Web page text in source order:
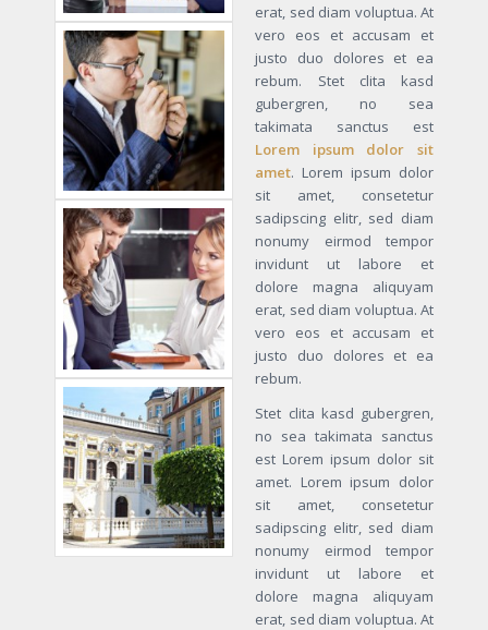
erat, sed diam voluptua. At
vero eos et accusam et
justo duo dolores et ea
rebum. Stet clita kasd
gubergren, no sea
takimata sanctus est
Lorem ipsum dolor sit
amet. Lorem ipsum dolor
sit amet, consetetur
sadipscing elitr, sed diam
nonumy eirmod tempor
invidunt ut labore et
dolore magna aliquyam
erat, sed diam voluptua. At
vero eos et accusam et
justo duo dolores et ea
rebum.
Stet clita kasd gubergren,
no sea takimata sanctus
est Lorem ipsum dolor sit
amet. Lorem ipsum dolor
sit amet, consetetur
sadipscing elitr, sed diam
nonumy eirmod tempor
invidunt ut labore et
dolore magna aliquyam
erat, sed diam voluptua. At